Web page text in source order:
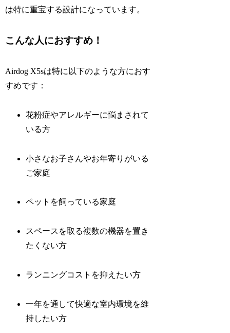
は特に重宝する設計になっています。
こんな人におすすめ！
Airdog X5sは特に以下のような方におす
すめです：
花粉症やアレルギーに悩まされて
いる方
小さなお子さんやお年寄りがいる
ご家庭
ペットを飼っている家庭
スペースを取る複数の機器を置き
たくない方
ランニングコストを抑えたい方
一年を通して快適な室内環境を維
持したい方